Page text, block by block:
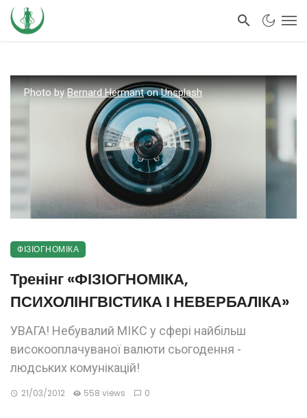
Photo byBernard HermantonUnsplash
ФІЗІОГНОМІКА
Тренінг «ФІЗІОГНОМІКА,
ПСИХОЛІНГВІСТИКА І НЕВЕРБАЛІКА»
УВАГА! Небувалий МІКС у сфері найбільш
високооплачуваної валюти сьогодення -
людських комунікацій!
21/03/2012 558 views 0